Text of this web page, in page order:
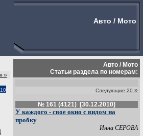
Авто / Мото
»
Авто / Мото
Статьи раздела по номерам:
Следующие 20 »
№ 161 (4121) [30.12.2010]
У каждого - свое окно с видом на
пробку
Инна СЕРОВА